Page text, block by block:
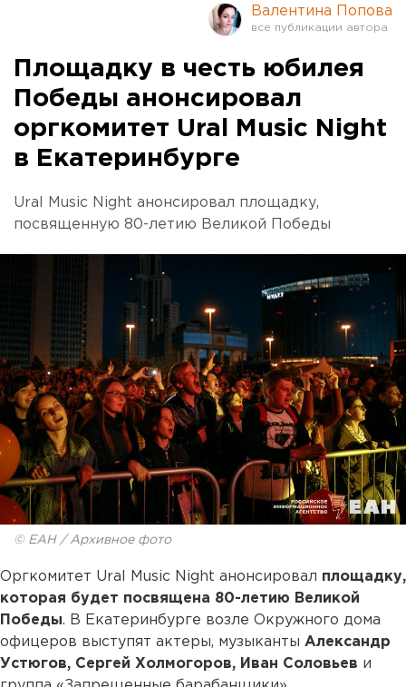
Валентина Попова
Площадку в честь юбилея
Победы анонсировал
оргкомитет Ural Music Night
в Екатеринбурге
Ural Music Night анонсировал площадку,
посвященную 80-летию Великой Победы
© ЕАН / Архивное фото
Оргкомитет Ural Music Night анонсировал площадку,
которая будет посвящена 80-летию Великой
Победы. В Екатеринбурге возле Окружного дома
офицеров выступят актеры, музыканты Александр
Устюгов, Сергей Холмогоров, Иван Соловьев и